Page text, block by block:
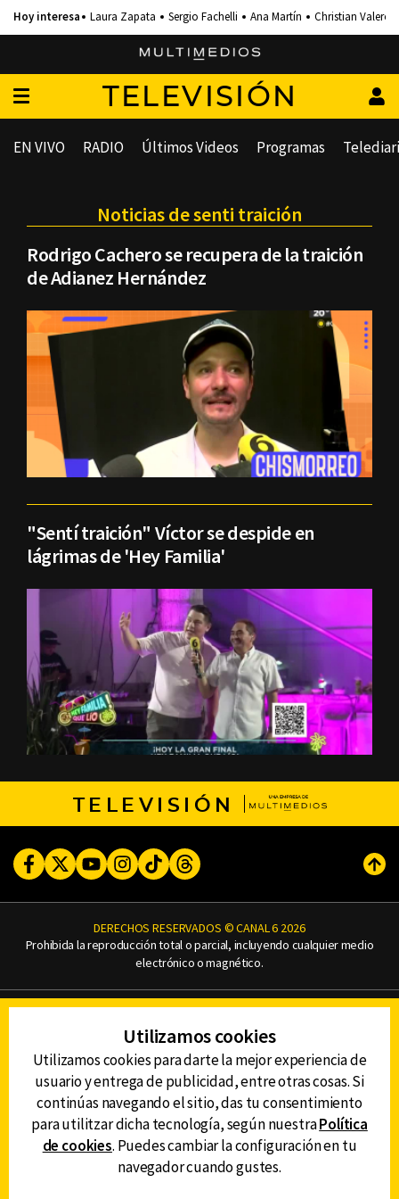
Laura Zapata Sergio Fachelli Ana Martín Christian Valero
TELEVISIÓN
EN VIVO RADIO Últimos Videos Programas
Noticias de senti traición
Rodrigo Cachero se recupera de la traición
de Adianez Hernández
"Sentí traición" Víctor se despide en
lágrimas de 'Hey Familia'
TELEVISIÓN
FacebookTwitterYoutubeInstagram
TikTokThreads
DERECHOS RESERVADOS © CANAL 6 2026
Prohibida la reproducción total o parcial, incluyendo cualquier medio
electrónico o magnético.
AVISO DE PRIVACIDAD
DEFENSORÍA DE LAS AUDIENCIAS
DESCARGA LA APP DE CANAL 6
Utilizamos cookies
Utilizamos cookies para darte la mejor experiencia de
usuario y entrega de publicidad, entre otras cosas. Si
continúas navegando el sitio, das tu consentimiento
para utilitzar dicha tecnología, según nuestraPolítica
de cookies. Puedes cambiar la configuración en tu
navegador cuando gustes.